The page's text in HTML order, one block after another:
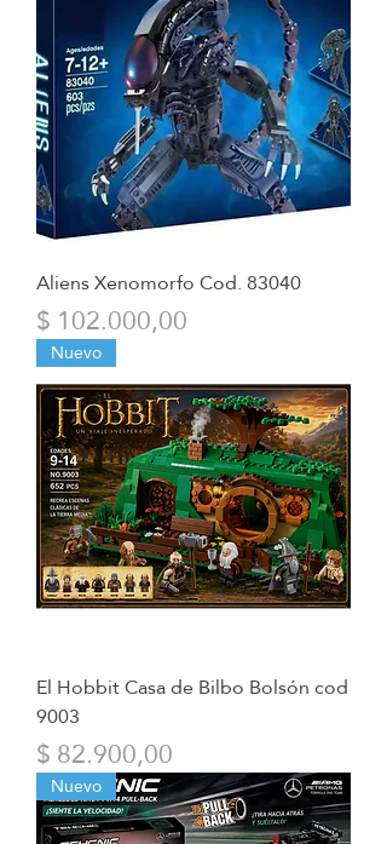
Aliens Xenomorfo Cod. 83040
Precio
$ 102.000,00
Nuevo
El Hobbit Casa de Bilbo Bolsón cod
9003
Precio
$ 82.900,00
Nuevo